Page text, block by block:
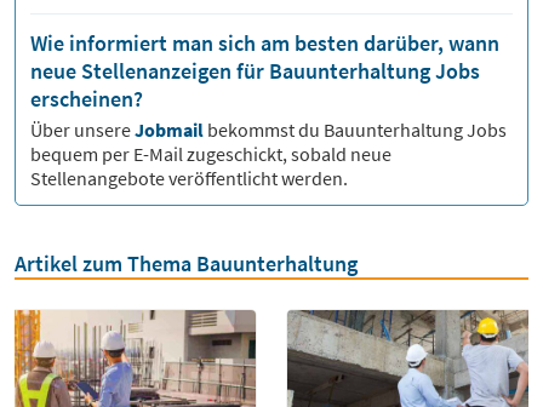
Wie informiert man sich am besten darüber, wann
neue Stellenanzeigen für Bauunterhaltung Jobs
erscheinen?
Über unsereJobmail bekommst du BauunterhaltungJobs
bequem per E-Mail zugeschickt, sobald neue
Stellenangebote veröffentlicht werden.
Artikel zum Thema Bauunterhaltung